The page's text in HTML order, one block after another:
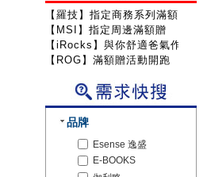
【羅技】指定商務系列滿額送咖啡
【MSI】指定周邊滿額贈
【iRocks】與你舒適爸氣作戰!
【ROG】滿額贈活動開跑
品牌
Esense 逸盛
E-BOOKS